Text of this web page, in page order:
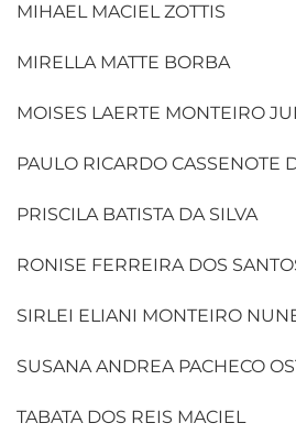
MIHAEL MACIEL ZOTTIS
MIRELLA MATTE BORBA
MOISES LAERTE MONTEIRO
PAULO RICARDO CASSENOTE
PRISCILA BATISTA DA SILVA
RONISE FERREIRA DOS
SIRLEI ELIANI MONTEIRO
SUSANA ANDREA PACHECO
TABATA DOS REIS MACIEL